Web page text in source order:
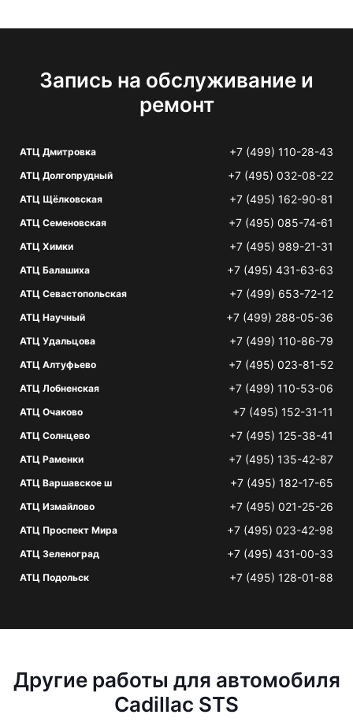
Запись на обслуживание и
ремонт
АТЦ Дмитровка +7 (499) 110-28-43
АТЦ Долгопрудный +7 (495) 032-08-22
АТЦ Щёлковская +7 (495) 162-90-81
АТЦ Семеновская +7 (495) 085-74-61
АТЦ Химки +7 (495) 989-21-31
АТЦ Балашиха +7 (495) 431-63-63
АТЦ Севастопольская +7 (499) 653-72-12
АТЦ Научный +7 (499) 288-05-36
АТЦ Удальцова +7 (499) 110-86-79
АТЦ Алтуфьево +7 (495) 023-81-52
АТЦ Лобненская +7 (499) 110-53-06
АТЦ Очаково +7 (495) 152-31-11
АТЦ Солнцево +7 (495) 125-38-41
АТЦ Раменки +7 (495) 135-42-87
АТЦ Варшавское ш +7 (495) 182-17-65
АТЦ Измайлово +7 (495) 021-25-26
АТЦ Проспект Мира +7 (495) 023-42-98
АТЦ Зеленоград +7 (495) 431-00-33
АТЦ Подольск +7 (495) 128-01-88
Другие работы для автомобиля
Cadillac STS